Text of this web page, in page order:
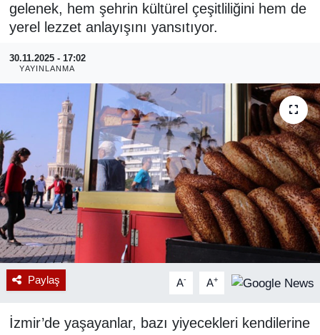
gelenek, hem şehrin kültürel çeşitliliğini hem de
yerel lezzet anlayışını yansıtıyor.
30.11.2025 - 17:02
YAYINLANMA
Paylaş A- A+
İzmir’de yaşayanlar, bazı yiyecekleri kendilerine
SPOR
RESMİ REKLAM
Son Dakika Haberleri